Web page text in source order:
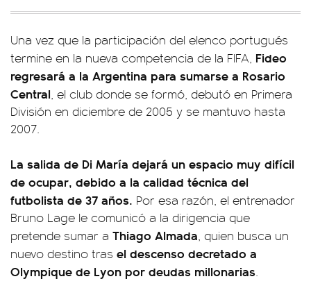
Una vez que la participación del elenco portugués
termine en la nueva competencia de la FIFA, Fideo
regresará a la Argentina para sumarse a Rosario
Central, el club donde se formó, debutó en Primera
División en diciembre de 2005 y se mantuvo hasta
2007.
La salida de Di María dejará un espacio muy difícil
de ocupar, debido a la calidad técnica del
futbolista de 37 años. Por esa razón, el entrenador
Bruno Lage le comunicó a la dirigencia que
pretende sumar a Thiago Almada, quien busca un
nuevo destino tras el descenso decretado a
Olympique de Lyon por deudas millonarias.